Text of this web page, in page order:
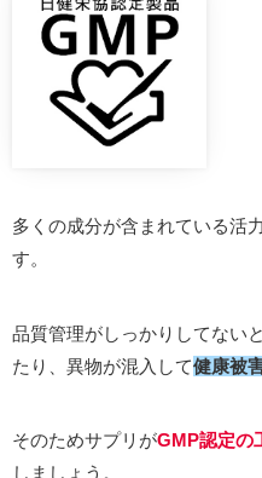
多くの成分が含まれている活
す。
品質管理がしっかりしてない
たり、異物が混入して健康被
そのためサプリがGMP認定の
しましょう。